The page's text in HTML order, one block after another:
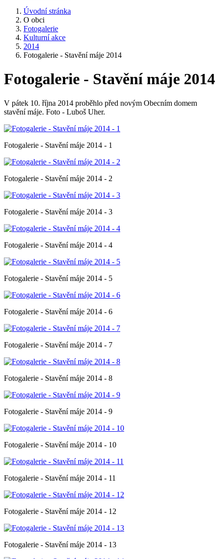
Úvodní stránka
O obci
Fotogalerie
Kulturní akce
2014
Fotogalerie - Stavění máje 2014
Fotogalerie - Stavění máje 2014
V pátek 10. října 2014 proběhlo před novým Obecním domem
stavění máje. Foto - Luboš Uher.
Fotogalerie - Stavění máje 2014 - 1
Fotogalerie - Stavění máje 2014 - 2
Fotogalerie - Stavění máje 2014 - 3
Fotogalerie - Stavění máje 2014 - 4
Fotogalerie - Stavění máje 2014 - 5
Fotogalerie - Stavění máje 2014 - 6
Fotogalerie - Stavění máje 2014 - 7
Fotogalerie - Stavění máje 2014 - 8
Fotogalerie - Stavění máje 2014 - 9
Fotogalerie - Stavění máje 2014 - 10
Fotogalerie - Stavění máje 2014 - 11
Fotogalerie - Stavění máje 2014 - 12
Fotogalerie - Stavění máje 2014 - 13